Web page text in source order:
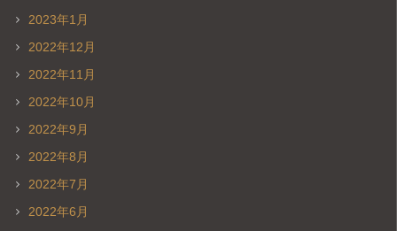
2023年1月
2022年12月
2022年11月
2022年10月
2022年9月
2022年8月
2022年7月
2022年6月